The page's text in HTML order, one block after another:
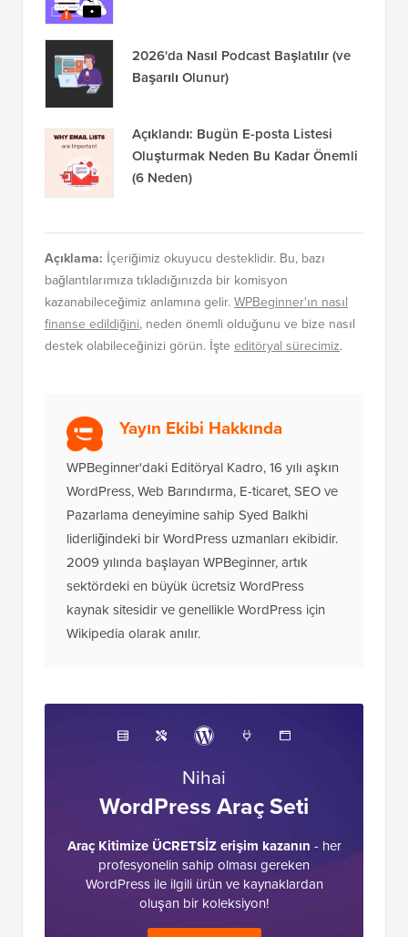
WordPress'te Veritabanı Bağlantısı
Kurma Hatası Nasıl Düzeltilir
2026'da Nasıl Podcast Başlatılır (ve
Başarılı Olunur)
Oluşturmak Neden Bu Kadar Önemli
(6 Neden)
Açıklama: İçeriğimiz okuyucu desteklidir. Bu, bazı
bağlantılarımıza tıkladığınızda bir komisyon
destek olabileceğinizi görün. İşteeditöryal sürecimiz
Yayın Ekibi Hakkında
WPBeginner'daki Editöryal Kadro, 16 yılı aşkın
WordPress, Web Barındırma, E-ticaret, SEO ve
Pazarlama deneyimine sahip Syed Balkhi
liderliğindeki bir WordPress uzmanları ekibidir.
2009 yılında başlayan WPBeginner, artık
Nihai
WordPress Araç Seti
Araç Kitimize ÜCRETSİZ erişim kazanın